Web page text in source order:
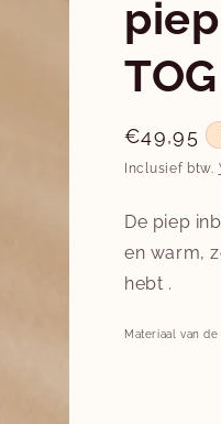
Normale
prijs
€49,95
Inclusief btw.
De piep
en warm,
hebt .
Materiaal van de